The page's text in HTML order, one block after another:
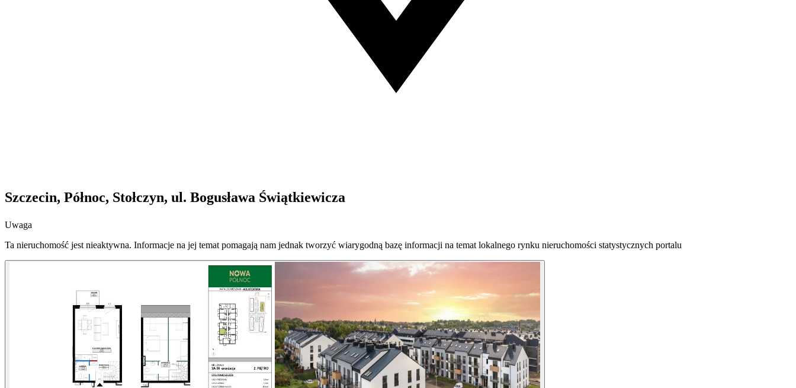
Szczecin, Północ, Stołczyn, ul. Bogusława Świątkiewicza
Uwaga
Ta nieruchomość jest nieaktywna. Informacje na jej temat pomagają nam jednak tworzyć wiarygodną bazę informacji na temat lokalnego rynku nieruchomości statystycznych portalu